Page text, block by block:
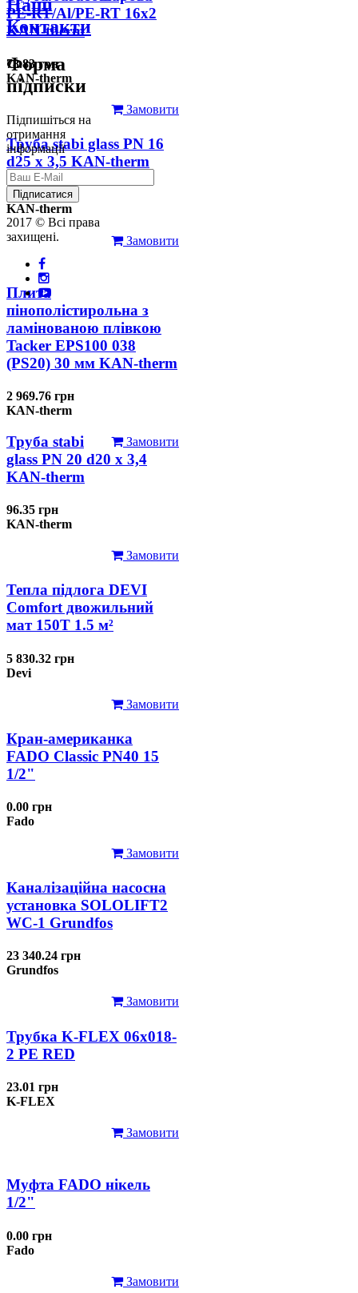
PE-RT/Al/PE-RT 16x2
KAN-therm
78.83 грн
KAN-therm
Замовити
Труба stabi glass PN 16
d25 х 3,5 KAN-therm
126.31 грн
KAN-therm
Замовити
Плита
пінополістирольна з
ламінованою плівкою
Tacker EPS100 038
(PS20) 30 мм KAN-therm
2 969.76 грн
KAN-therm
Замовити
Труба stabi
glass PN 20 d20 х 3,4
KAN-therm
96.35 грн
KAN-therm
Замовити
Тепла підлога DEVI
Comfort двожильний
мат 150T 1.5 м²
5 830.32 грн
Devi
Замовити
Кран-американка
FADO Classic PN40 15
1/2"
0.00 грн
Fado
Замовити
Каналізаційна насосна
установка SOLOLIFT2
WC-1 Grundfos
23 340.24 грн
Grundfos
Замовити
Трубка K-FLEX 06x018-
2 РЕ RED
23.01 грн
K-FLEX
Замовити
Муфта FADO нікель
1/2"
0.00 грн
Fado
Замовити
Наші
Контакти
Форма
підписки
Підпишіться на
отримання
інформації
Підписатися
2017 © Всі права
захищені.